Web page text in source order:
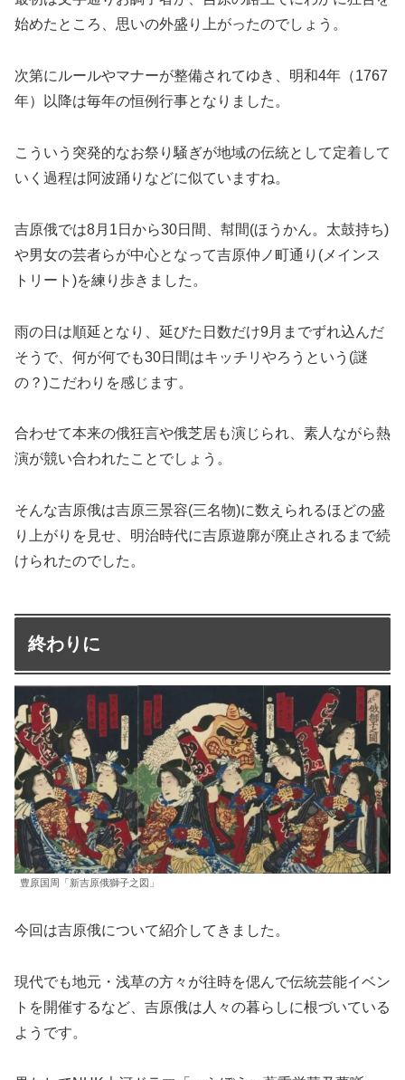
始めたところ、思いの外盛り上がったのでしょう。
次第にルールやマナーが整備されてゆき、明和4年（1767
年）以降は毎年の恒例行事となりました。
こういう突発的なお祭り騒ぎが地域の伝統として定着して
いく過程は阿波踊りなどに似ていますね。
吉原俄では8月1日から30日間、幇間(ほうかん。太鼓持ち)
や男女の芸者らが中心となって吉原仲ノ町通り(メインス
トリート)を練り歩きました。
雨の日は順延となり、延びた日数だけ9月までずれ込んだ
そうで、何が何でも30日間はキッチリやろうという(謎
の？)こだわりを感じます。
合わせて本来の俄狂言や俄芝居も演じられ、素人ながら熱
演が競い合われたことでしょう。
そんな吉原俄は吉原三景容(三名物)に数えられるほどの盛
り上がりを見せ、明治時代に吉原遊廓が廃止されるまで続
けられたのでした。
終わりに
豊原国周「新吉原俄獅子之図」
今回は吉原俄について紹介してきました。
現代でも地元・浅草の方々が往時を偲んで伝統芸能イベン
トを開催するなど、吉原俄は人々の暮らしに根づいている
ようです。